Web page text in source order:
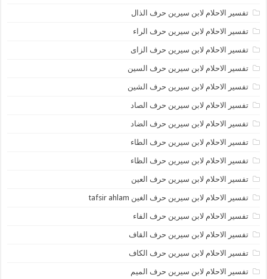
تفسير الاحلام لابن سيرين حرف الذال
تفسير الاحلام لابن سيرين حرف الراء
تفسير الاحلام لابن سيرين حرف الزاى
تفسير الاحلام لابن سيرين حرف السين
تفسير الاحلام لابن سيرين حرف الشين
تفسير الاحلام لابن سيرين حرف الصاد
تفسير الاحلام لابن سيرين حرف الضاد
تفسير الاحلام لابن سيرين حرف الطاء
تفسير الاحلام لابن سيرين حرف الظاء
تفسير الاحلام لابن سيرين حرف العين
تفسير الاحلام لابن سيرين حرف الغين tafsir ahlam
تفسير الاحلام لابن سيرين حرف الفاء
تفسير الاحلام لابن سيرين حرف القاف
تفسير الاحلام لابن سيرين حرف الكاف
تفسير الاحلام لابن سيرين حرف الميم